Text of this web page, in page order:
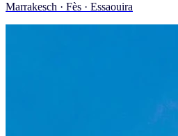
Marrakesch · Fès · Essaouira